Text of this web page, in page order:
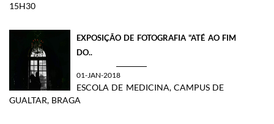
15H30
EXPOSIÇÃO DE FOTOGRAFIA "ATÉ AO FIM
DO..
01-JAN-2018
ESCOLA DE MEDICINA, CAMPUS DE
GUALTAR, BRAGA